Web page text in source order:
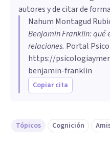
autores y de citar de
Nahum Montagud
Benjamin Franklin: qué
relaciones. Portal
https://
benjamin-franklin
Copiar cita
Tópicos Cognición